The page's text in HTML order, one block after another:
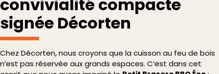
convivialité compacte
signée Décorten
Chez Décorten, nous croyons que la cuisson au feu de bois
n’est pas réservée aux grands espaces. C’est dans cet